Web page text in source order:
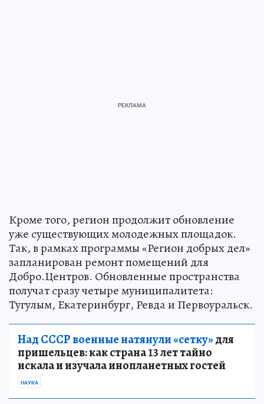
Кроме того, регион продолжит обновление
уже существующих молодежных площадок.
Так, в рамках программы «Регион добрых дел»
запланирован ремонт помещений для
Добро.Центров. Обновленные пространства
получат сразу четыре муниципалитета:
Тугулым, Екатеринбург, Ревда и Первоуральск.
Над СССР военные натянули «сетку»для
пришельцев: как страна 13 лет тайно
искала и изучала инопланетных гостей
НАУКА